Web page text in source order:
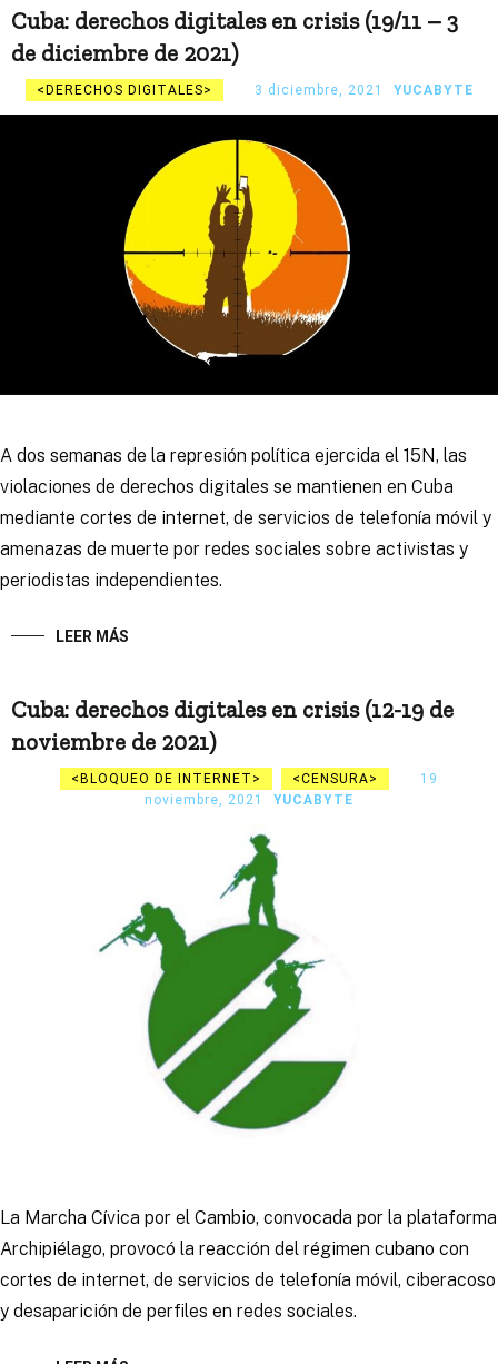
Cuba: derechos digitales en crisis (19/11 – 3
de diciembre de 2021)
DERECHOS DIGITALES 3 diciembre, 2021 YUCABYTE
A dos semanas de la represión política ejercida el 15N, las
violaciones de derechos digitales se mantienen en Cuba
mediante cortes de internet, de servicios de telefonía móvil y
amenazas de muerte por redes sociales sobre activistas y
periodistas independientes.
LEER MÁS
Cuba: derechos digitales en crisis (12-19 de
noviembre de 2021)
BLOQUEO DE INTERNET CENSURA
19
noviembre, 2021
YUCABYTE
La Marcha Cívica por el Cambio, convocada por la plataforma
Archipiélago, provocó la reacción del régimen cubano con
cortes de internet, de servicios de telefonía móvil, ciberacoso
y desaparición de perfiles en redes sociales.